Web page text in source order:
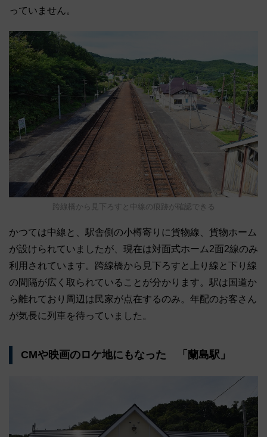
っていません。
跨線橋から見下ろすと中線の痕跡が確認できる
かつては中線と、駅舎側の小樽寄りに貨物線、貨物ホーム
が設けられていましたが、現在は対面式ホーム2面2線のみ
利用されています。跨線橋から見下ろすと上り線と下り線
の間隔が広く取られていることが分かります。駅は国道か
ら離れており周辺は民家が点在するのみ。年配のお客さん
が気長に列車を待っていました。
CMや映画のロケ地にもなった 「蘭島駅」